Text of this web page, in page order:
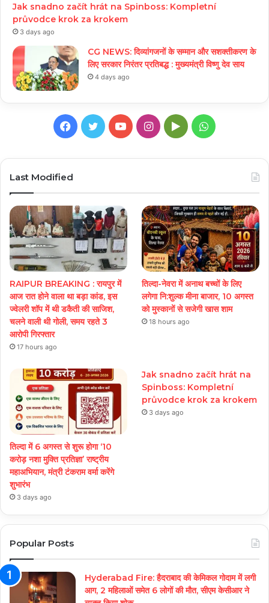
Jak snadno začít hrát na Spinboss: Kompletní
průvodce krok za krokem
3 days ago
CG NEWS: दिव्यांगजनों के सम्मान और सशक्तीकरण के
लिए सरकार निरंतर प्रतिबद्ध : मुख्यमंत्री विष्णु देव साय
4 days ago
Facebook
TwitterYouTubeInstagram
GoogleWhatsApp
Last Modified
RAIPUR BREAKING : रायपुर में
आज रात होने वाला था बड़ा कांड, इस
ज्वेलरी शॉप में थी डकैती की साजिश,
चलने वाली थी गोली, समय रहते 3
आरोपी गिरफ्तार
17 hours ago
तिल्दा-नेवरा में अनाथ बच्चों के लिए
लगेगा नि:शुल्क मीना बाजार, 10 अगस्त
को मुस्कानों से सजेगी खास शाम
18 hours ago
तिल्दा में 6 अगस्त से शुरू होगा ‘10
करोड़ नशा मुक्ति प्रतिज्ञा’ राष्ट्रीय
महाअभियान, मंत्री टंकराम वर्मा करेंगे
शुभारंभ
3 days ago
Jak snadno začít hrát na
Spinboss: Kompletní
průvodce krok za krokem
3 days ago
Popular Posts
Hyderabad Fire: हैदराबाद की केमिकल गोदाम में लगी
आग, 2 महिलाओं समेत 6 लोगों की मौत, सीएम केसीआर ने